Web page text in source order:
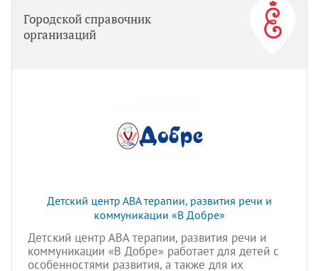
Городской справочник
организаций
Детский центр АВА терапии, развития речи и
коммуникации «В Добре»
Детский центр АВА терапии, развития речи и
коммуникации «В Добре» работает для детей с
особенностями развития, а также для их